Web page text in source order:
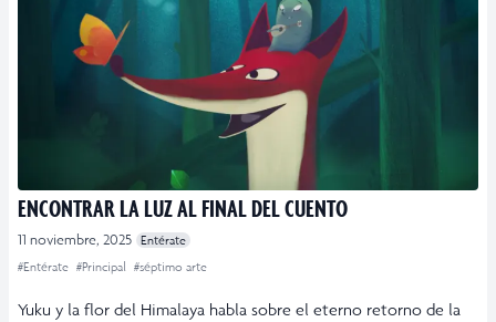
ENCONTRAR LA LUZ AL FINAL DEL CUENTO
11 noviembre, 2025 Entérate
#Entérate #Principal #séptimo arte
Yuku y la flor del Himalaya habla sobre el eterno retorno de la